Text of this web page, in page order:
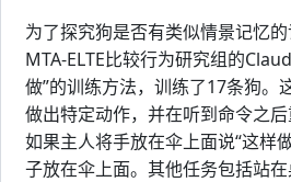
为了探究狗是否有类似情景记忆
MTA-ELTE比较行为研究组的
做”的训练方法，训练了17条狗。
做出特定动作，并在听到命令之后
如果主人将手放在伞上面说“这样
子放在伞上面。其他任务包括站